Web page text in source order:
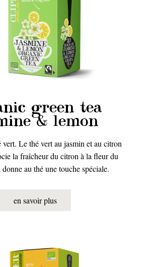
green tea
& lemon
Le thé vert au jasmin et au citron
la fraîcheur du citron à la fleur du
au thé une touche spéciale.
en savoir plus